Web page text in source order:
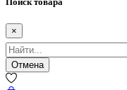
×
Отмена